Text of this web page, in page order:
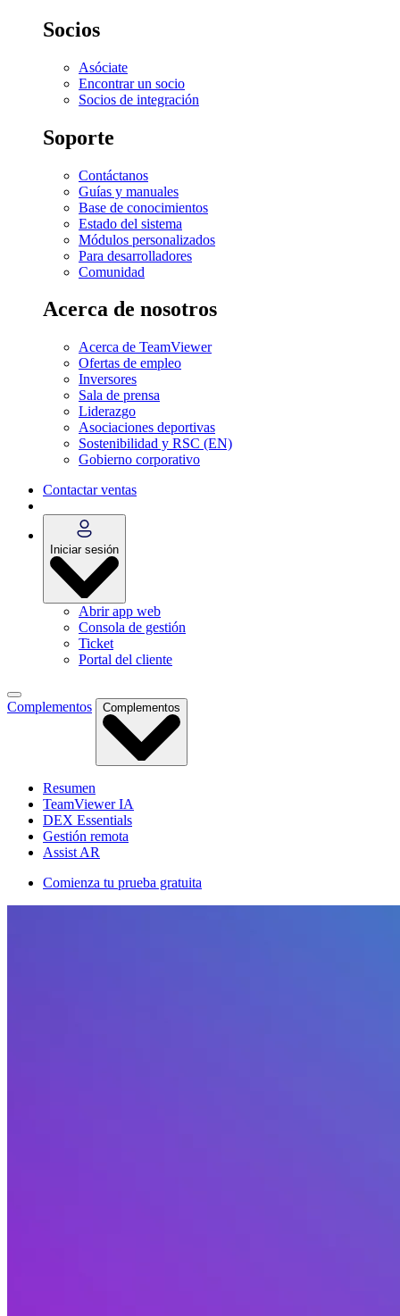
Socios
Asóciate
Encontrar un socio
Socios de integración
Soporte
Contáctanos
Guías y manuales
Base de conocimientos
Estado del sistema
Módulos personalizados
Para desarrolladores
Comunidad
Acerca de nosotros
Acerca de TeamViewer
Ofertas de empleo
Inversores
Sala de prensa
Liderazgo
Asociaciones deportivas
Sostenibilidad y RSC (EN)
Gobierno corporativo
Contactar ventas
Iniciar sesión
Abrir app web
Consola de gestión
Ticket
Portal del cliente
Complementos Complementos
Resumen
TeamViewer IA
DEX Essentials
Gestión remota
Assist AR
Comienza tu prueba gratuita